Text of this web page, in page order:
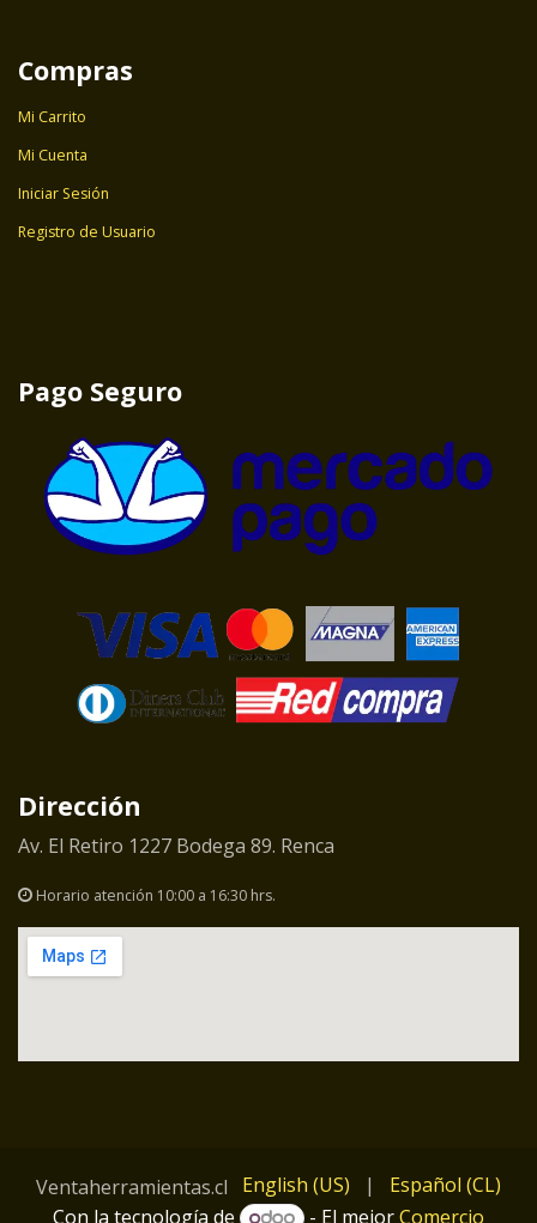
Compras
Mi Carrito
Mi Cuenta
Iniciar Sesión
Registro de Usuario
Pago Seguro
Dirección
Av. El Retiro 1227 Bodega 89. Renca
Horario atención 10:00 a 16:30 hrs.
Ventaherramientas.cl English (US) |
Español (CL)
Con la tecnología de
- El mejorComercio